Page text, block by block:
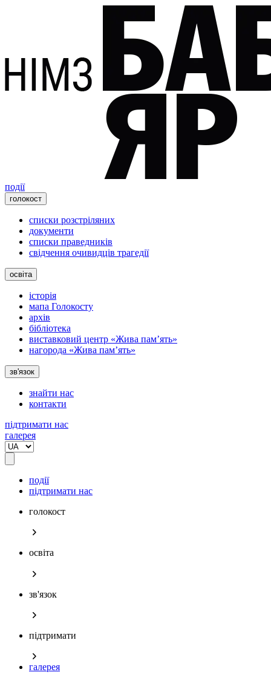
події
голокост
списки розстріляних
документи
списки праведників
свідчення очивидців трагедії
освіта
історія
мапа Голокосту
архів
бібліотека
виставковий центр «Жива пам’ять»
нагорода «Жива пам’ять»
зв'язок
знайти нас
контакти
підтримати нас
галерея
події
підтримати нас
голокост
освіта
зв'язок
підтримати
галерея